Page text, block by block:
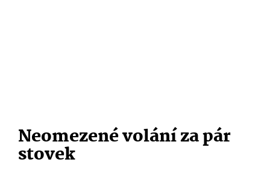
Neomezené volání za pár
stovek